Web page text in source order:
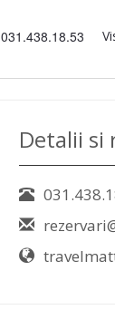
031.438.18.53
Detalii si